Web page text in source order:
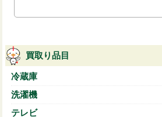
買取り品目
冷蔵庫
洗濯機
テレビ